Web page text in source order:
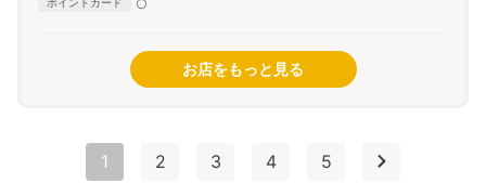
ポイントカード ○
お店をもっと見る
1 2 3 4 5